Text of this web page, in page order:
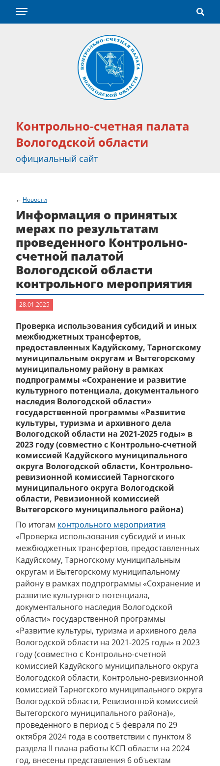
Контрольно-счетная палата
Вологодской области
официальный сайт
Новости
Информация о принятых
мерах по результатам
проведенного Контрольно-
счетной палатой
Вологодской области
контрольного мероприятия
28.01.2025
Проверка использования субсидий и иных
межбюджетных трансфертов,
предоставленных Кадуйскому, Тарногскому
муниципальным округам и Вытегорскому
муниципальному району в рамках
подпрограммы «Сохранение и развитие
культурного потенциала, документального
наследия Вологодской области»
государственной программы «Развитие
культуры, туризма и архивного дела
Вологодской области на 2021-2025 годы» в
2023 году (совместно с Контрольно-счетной
комиссией Кадуйского муниципального
округа Вологодской области, Контрольно-
ревизионной комиссией Тарногского
муниципального округа Вологодской
области, Ревизионной комиссией
Вытегорского муниципального района)
По итогам контрольного мероприятия
«Проверка использования субсидий и иных
межбюджетных трансфертов, предоставленных
Кадуйскому, Тарногскому муниципальным
округам и Вытегорскому муниципальному
району в рамках подпрограммы «Сохранение и
развитие культурного потенциала,
документального наследия Вологодской
области» государственной программы
«Развитие культуры, туризма и архивного дела
Вологодской области на 2021-2025 годы» в 2023
году (совместно с Контрольно-счетной
комиссией Кадуйского муниципального округа
Вологодской области, Контрольно-ревизионной
комиссией Тарногского муниципального округа
Вологодской области, Ревизионной комиссией
Вытегорского муниципального района)»,
проведенного в период с 5 февраля по 29
октября 2024 года в соответствии с пунктом 8
раздела II плана работы КСП области на 2024
год, внесены представления 6 объектам